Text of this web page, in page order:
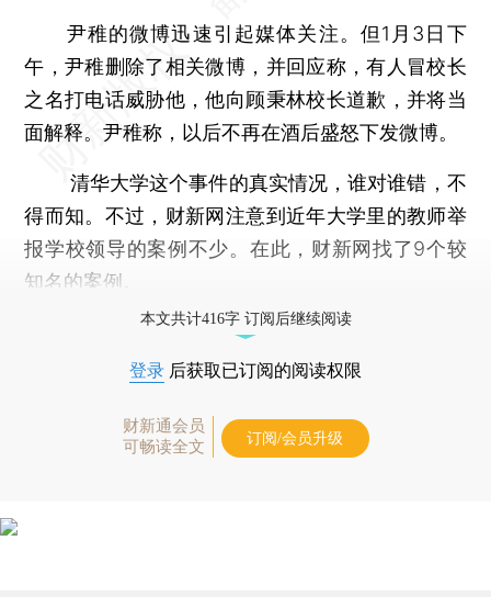
尹稚的微博迅速引起媒体关注。但1月3日下
午，尹稚删除了相关微博，并回应称，有人冒校长
之名打电话威胁他，他向顾秉林校长道歉，并将当
面解释。尹稚称，以后不再在酒后盛怒下发微博。
清华大学这个事件的真实情况，谁对谁错，不
得而知。不过，财新网注意到近年大学里的教师举
报学校领导的案例不少。在此，财新网找了9个较
知名的案例。
本文共计416字 订阅后继续阅读
登录 后获取已订阅的阅读权限
财新通会员
可畅读全文
订阅/会员升级